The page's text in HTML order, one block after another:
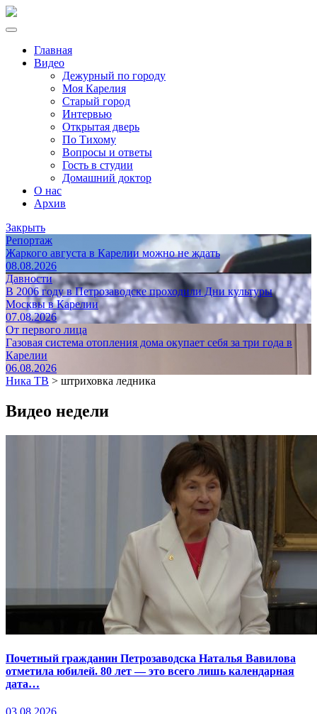
Главная
Видео
Дежурный по городу
Моя Карелия
Старый город
Интервью
Открытая дверь
По Тихому
Вопросы и ответы
Гость в студии
Домашний доктор
О нас
Архив
Закрыть
Репортаж
Жаркого августа в Карелии можно не ждать
08.08.2026
Давности
В 2006 году в Петрозаводске проходили Дни культуры
Москвы в Карелии
07.08.2026
От первого лица
Газовая система отопления дома окупает себя за три года в
Карелии
06.08.2026
Ника ТВ > штриховка ледника
Видео недели
Почетный гражданин Петрозаводска Наталья Вавилова
отметила юбилей. 80 лет — это всего лишь календарная
дата…